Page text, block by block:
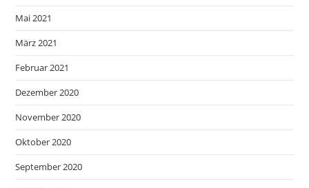
Mai 2021
März 2021
Februar 2021
Dezember 2020
November 2020
Oktober 2020
September 2020